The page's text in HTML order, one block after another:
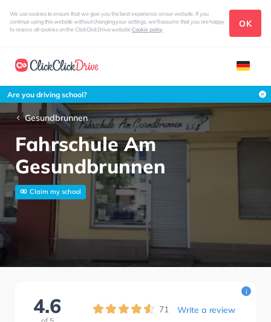
We use cookies to ensure that we give you the best experience on our website. If you
continue using this website without changing your settings, we'll assume that you are happy
to receive all cookies on the ClickClickDrive websiteCookie policy
OK
Are you driving school?
Gesundbrunnen
Fahrschule Am
Gesundbrunnen
Claim my school
4.6 71 Write a review
i